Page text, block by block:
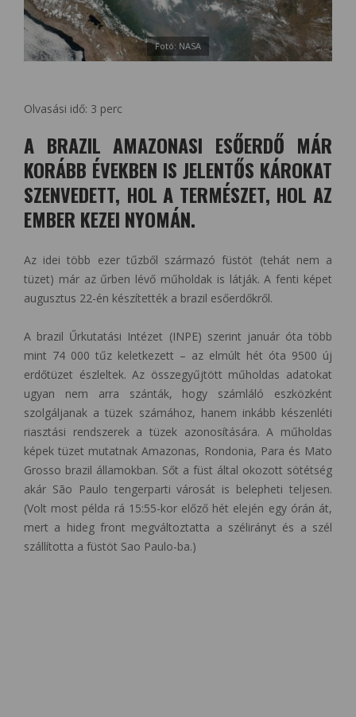
Fotó: NASA
Olvasási idő: 3 perc
A BRAZIL AMAZONASI ESŐERDŐ MÁR
KORÁBB ÉVEKBEN IS JELENTŐS KÁROKAT
SZENVEDETT, HOL A TERMÉSZET, HOL AZ
EMBER KEZEI NYOMÁN.
Az idei több ezer tűzből származó füstöt (tehát nem a
tüzet) már az űrben lévő műholdak is látják. A fenti képet
augusztus 22-én készítették a brazil esőerdőkről.
A brazil Űrkutatási Intézet (INPE) szerint január óta több
mint 74 000 tűz keletkezett – az elmúlt hét óta 9500 új
erdőtüzet észleltek. Az összegyűjtött műholdas adatokat
ugyan nem arra szánták, hogy számláló eszközként
szolgáljanak a tüzek számához, hanem inkább készenléti
riasztási rendszerek a tüzek azonosítására. A műholdas
képek tüzet mutatnak Amazonas, Rondonia, Para és Mato
Grosso brazil államokban. Sőt a füst által okozott sötétség
akár São Paulo tengerparti városát is belepheti teljesen.
(Volt most példa rá 15:55-kor előző hét elején egy órán át,
mert a hideg front megváltoztatta a szélirányt és a szél
szállította a füstöt Sao Paulo-ba.)